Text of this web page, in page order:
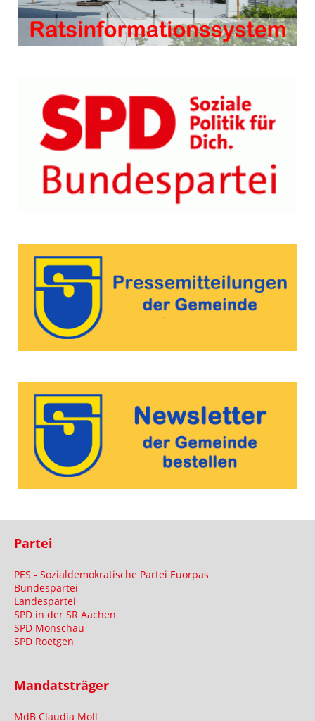
Partei
PES - Sozialdemokratische Partei Euorpas
Bundespartei
Landespartei
SPD in der SR Aachen
SPD Monschau
SPD Roetgen
Mandatsträger
MdB Claudia Moll